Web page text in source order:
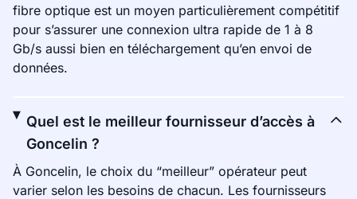
fibre optique est un moyen particulièrement compétitif
pour s’assurer une connexion ultra rapide de 1 à 8
Gb/s aussi bien en téléchargement qu’en envoi de
données.
Quel est le meilleur fournisseur d’accès à
Goncelin ?
À Goncelin, le choix du “meilleur” opérateur peut
varier selon les besoins de chacun. Les fournisseurs